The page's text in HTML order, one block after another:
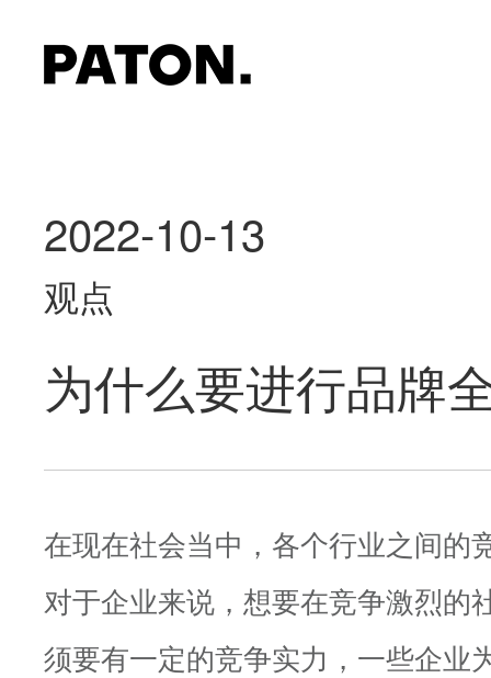
2022-10-13
观点
为什么要进行品牌
在现在社会当中，各个行业之间的
对于企业来说，想要在竞争激烈的
须要有一定的竞争实力，一些企业